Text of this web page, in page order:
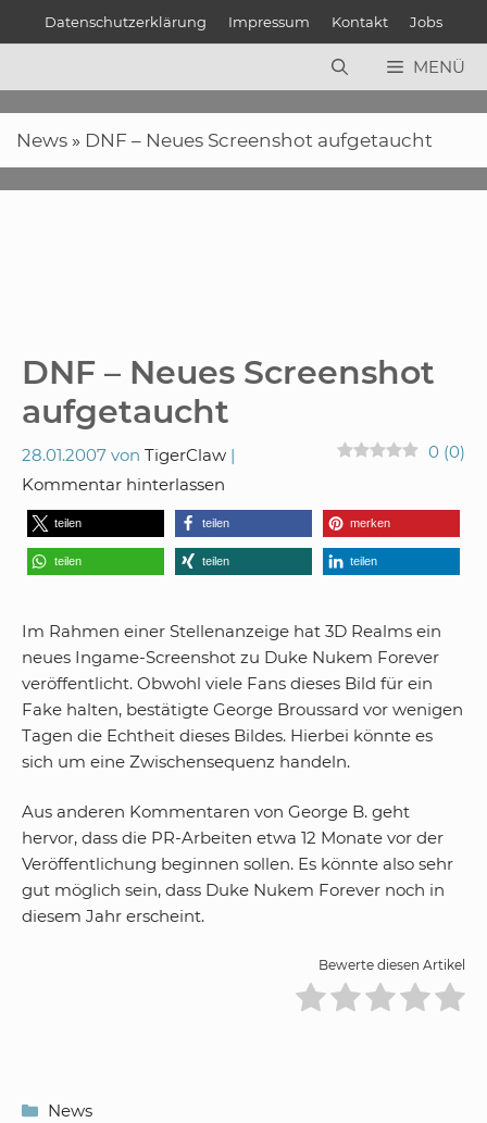
Datenschutzerklärung Impressum Kontakt Jobs
MENÜ
News » DNF – Neues Screenshot aufgetaucht
DNF – Neues Screenshot
aufgetaucht
28.01.2007 von TigerClaw 0 (0)
Kommentar hinterlassen
teilen teilen merken
teilen teilen teilen
Im Rahmen einer Stellenanzeige hat 3D Realms ein
neues Ingame-Screenshot zu Duke Nukem Forever
veröffentlicht. Obwohl viele Fans dieses Bild für ein
Fake halten, bestätigte George Broussard vor wenigen
Tagen die Echtheit dieses Bildes. Hierbei könnte es
sich um eine Zwischensequenz handeln.
Aus anderen Kommentaren von George B. geht
hervor, dass die PR-Arbeiten etwa 12 Monate vor der
Veröffentlichung beginnen sollen. Es könnte also sehr
gut möglich sein, dass Duke Nukem Forever noch in
diesem Jahr erscheint.
Bewerte diesen Artikel
Kategorien
News